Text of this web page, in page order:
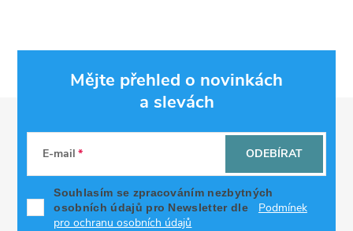
Mějte přehled o novinkách
a slevách
E-mail
Souhlasím se zpracováním nezbytných
osobních údajů pro Newsletter dle
Podmínek
pro ochranu osobních údajů
ODEBÍRAT